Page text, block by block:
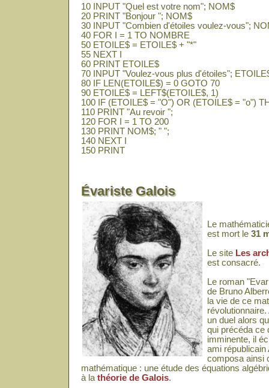
10 INPUT "Quel est votre nom"; NOM$
20 PRINT "Bonjour "; NOM$
30 INPUT "Combien d'étoiles voulez-vous";
40 FOR I = 1 TO NOMBRE
50 ETOILE$ = ETOILE$ + "*"
55 NEXT I
60 PRINT ETOILE$
70 INPUT "Voulez-vous plus d'étoiles";
80 IF LEN(ETOILE$) = 0 GOTO 70
90 ETOILE$ = LEFT$(ETOILE$, 1)
100 IF (ETOILE$ = "O") OR (ETOILE$ = "o")
110 PRINT "Au revoir ";
120 FOR I = 1 TO 200
130 PRINT NOM$; " ";
140 NEXT I
150 PRINT
Évariste Galois
Le
est mort le 31
Le site Les
est consacré.
Le roman
de Bruno
la vie de ce
un duel alors
qui précéda ce
imminente, il
ami républicain
composa ainsi
mathématique : une étude des équations
à la théorie de Galois.